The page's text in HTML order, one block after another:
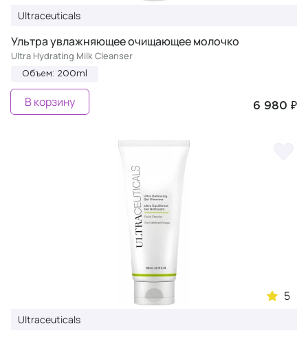
Ultraceuticals
Ультра увлажняющее очищающее молочко
Ultra Hydrating Milk Cleanser
Объем: 200ml
6 980 ₽
В корзину
5
Ultraceuticals